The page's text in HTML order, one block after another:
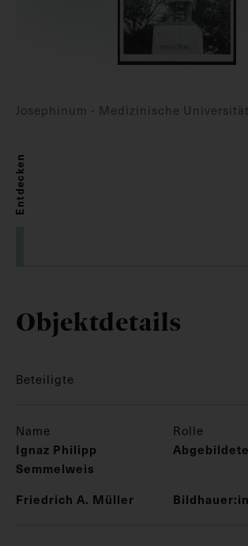
Josephinum - Medizinische
Entdecken
Objektdetails
Beteiligte
Name Rolle
Ignaz Philipp
Semmelweis
Friedrich A. Müller Bildhauer:in